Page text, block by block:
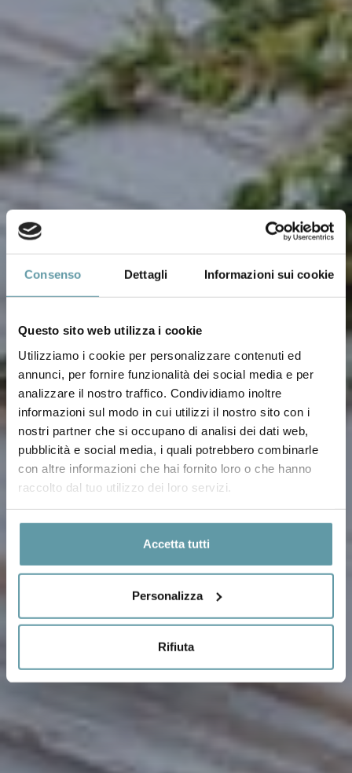
Consenso Dettagli Informazioni sui cookie
Questo sito web utilizza i cookie
Utilizziamo i cookie per personalizzare contenuti ed
annunci, per fornire funzionalità dei social media e per
analizzare il nostro traffico. Condividiamo inoltre
informazioni sul modo in cui utilizzi il nostro sito con i
nostri partner che si occupano di analisi dei dati web,
pubblicità e social media, i quali potrebbero combinarle
con altre informazioni che hai fornito loro o che hanno
raccolto dal tuo utilizzo dei loro servizi.
Accetta tutti
Personalizza
Rifiuta